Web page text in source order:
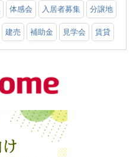
体感会 入居者募集 分譲地
建売 補助金 見学会 賃貸